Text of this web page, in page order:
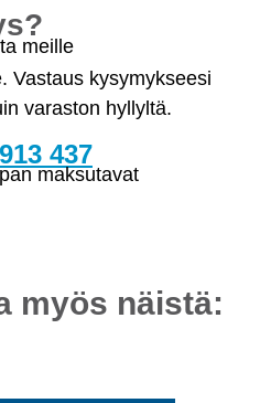
Vastaus kysymykseesi
varaston hyllyltä.
437
myös näistä: